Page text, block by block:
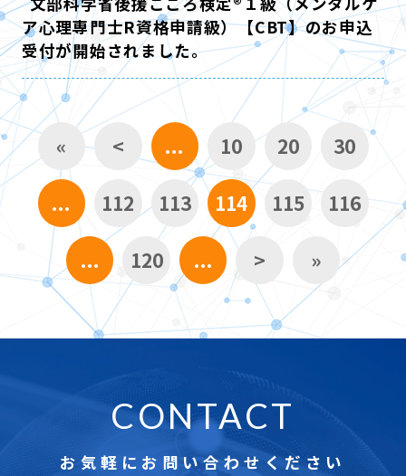
ア心理専門士R資格申請級）【CBT】のお申込
受付が開始されました。
« < ... 10 20 30
... 112 113 114 115 116
... 120 ... > »
CONTACT
お気軽にお問い合わせください